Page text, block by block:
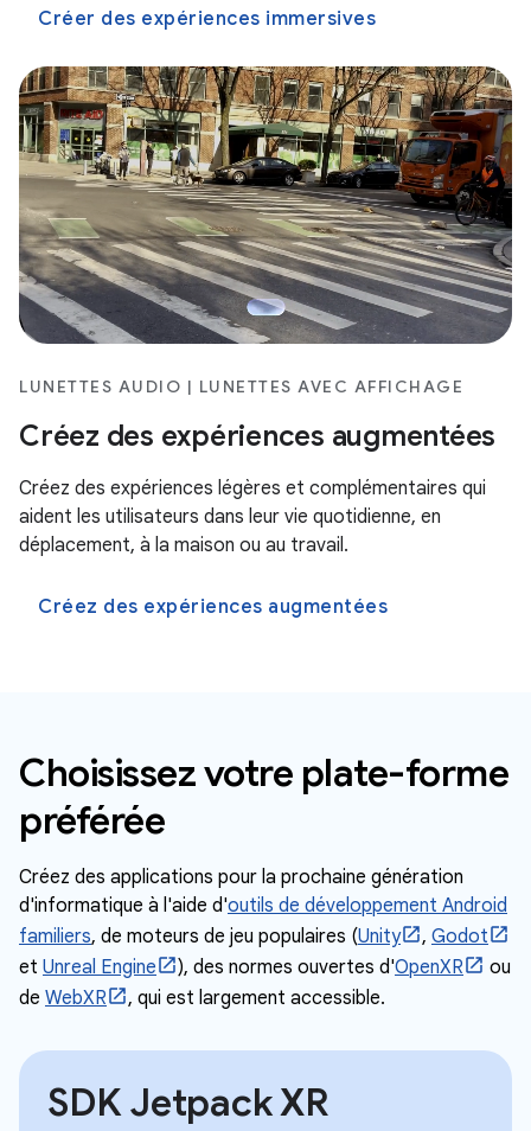
Créer des expériences immersives
LUNETTES AUDIO | LUNETTES AVEC AFFICHAGE
Créez des expériences augmentées
Créez des expériences légères et complémentaires qui
aident les utilisateurs dans leur vie quotidienne, en
déplacement, à la maison ou au travail.
Créez des expériences augmentées
Choisissez votre plate-forme
préférée
Créez des applications pour la prochaine génération
d'informatique à l'aide d'outils de développement Android
familiers, de moteurs de jeu populaires (Unity , Godot
et Unreal Engine ), des normes ouvertes d'OpenXR
ou
de WebXR , qui est largement accessible.
SDK Jetpack XR